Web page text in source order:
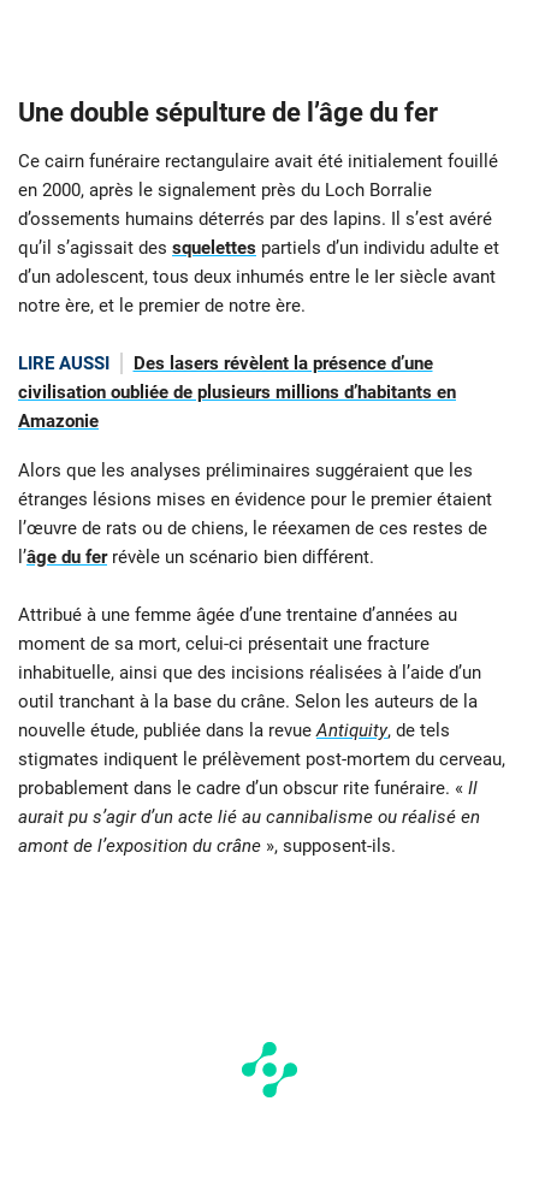
Une double sépulture de l’âge du fer
Ce cairn funéraire rectangulaire avait été initialement fouillé
en 2000, après le signalement près du Loch Borralie
d’ossements humains déterrés par des lapins. Il s’est avéré
qu’il s’agissait des squelettes partiels d’un individu adulte et
d’un adolescent, tous deux inhumés entre le Ier siècle avant
notre ère, et le premier de notre ère.
LIRE AUSSI
Des lasers révèlent la présence d’une
civilisation oubliée de plusieurs millions d’habitants en
Amazonie
Alors que les analyses préliminaires suggéraient que les
étranges lésions mises en évidence pour le premier étaient
l’œuvre de rats ou de chiens, le réexamen de ces restes de
l’âge du ferrévèle un scénario bien différent.
Attribué à une femme âgée d’une trentaine d’années au
moment de sa mort, celui-ci présentait une fracture
inhabituelle, ainsi que des incisions réalisées à l’aide d’un
outil tranchant à la base du crâne. Selon les auteurs de la
nouvelle étude, publiée dans la revue Antiquity, de tels
stigmates indiquent le prélèvement post-mortem du cerveau,
probablement dans le cadre d’un obscur rite funéraire. « Il
aurait pu s’agir d’un acte lié au cannibalisme ou réalisé en
amont de l’exposition du crâne », supposent-ils.